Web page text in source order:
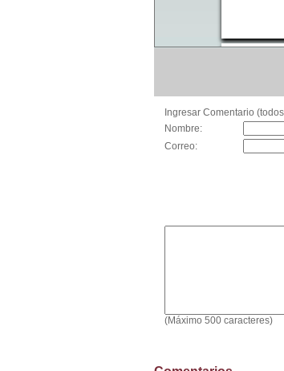
Ingresar Comentario
Nombre:
Correo:
(Máximo 500 caracteres)